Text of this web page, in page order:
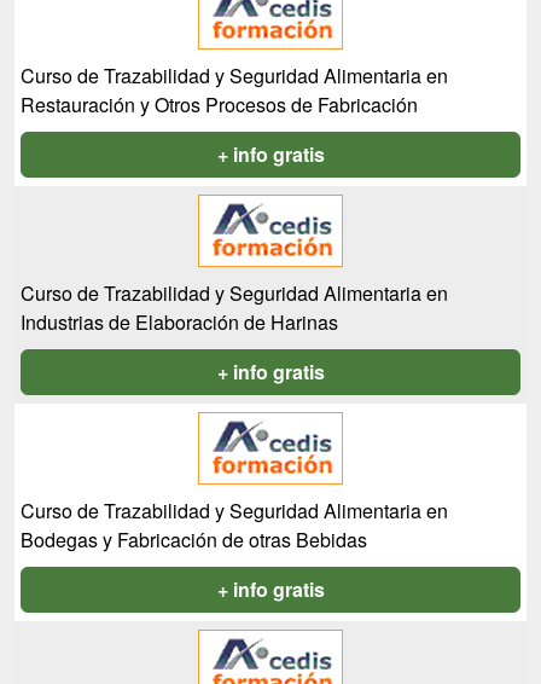
Curso de Trazabilidad y Seguridad Alimentaria en
Restauración y Otros Procesos de Fabricación
+ info gratis
Curso de Trazabilidad y Seguridad Alimentaria en
Industrias de Elaboración de Harinas
+ info gratis
Curso de Trazabilidad y Seguridad Alimentaria en
Bodegas y Fabricación de otras Bebidas
+ info gratis